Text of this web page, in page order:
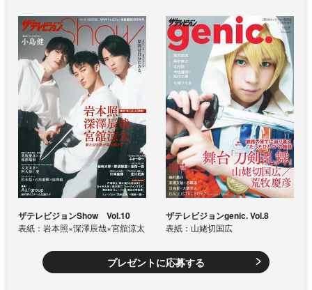
ザテレビジョンShow Vol.10
表紙：岩本照×深澤辰哉×宮舘涼太
ザテレビジョンgenic. Vol.8
表紙：山姥切国広
プレゼントに応募する